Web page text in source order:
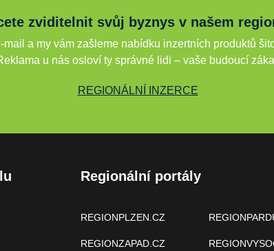
zviditelnit svůj byznys v našem
a my vám zašleme nabídku inzertních produktů
u nás osloví ty správné lidi – vaše budoucí
REGIONÁLNÍ INZERCE
Regionální portály
REGIONPLZEN.CZ
REGIONZAPAD.CZ